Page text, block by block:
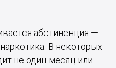
абстиненция —
В некоторых
не один месяц или